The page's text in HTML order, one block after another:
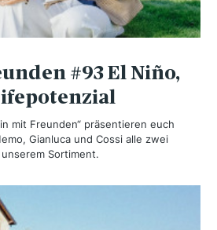
#93 El Niño,
mit Freunden“ präsentieren euch
Gianluca und Cossi alle zwei
Sortiment.